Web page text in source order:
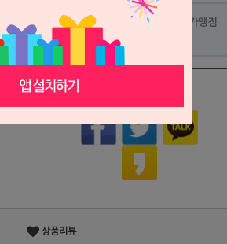
포인트사용 가맹점
상품리뷰